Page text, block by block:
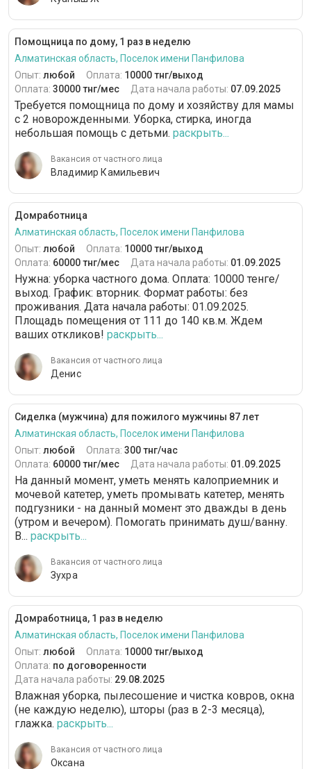
Помощница по дому, 1 раз в неделю
Алматинская область, Поселок имени Панфилова
Опыт: любой Оплата: 10000 тнг/выход
Оплата: 30000 тнг/мес Дата начала работы: 07.09.2025
Требуется помощница по дому и хозяйству для мамы
с 2 новорожденными. Уборка, стирка, иногда
небольшая помощь с детьми. раскрыть...
Вакансия от частного лица
Владимир Камильевич
Домработница
Алматинская область, Поселок имени Панфилова
Опыт: любой Оплата: 10000 тнг/выход
Оплата: 60000 тнг/мес Дата начала работы: 01.09.2025
Нужна: уборка частного дома. Оплата: 10000 тенге/
выход. График: вторник. Формат работы: без
проживания. Дата начала работы: 01.09.2025.
Площадь помещения от 111 до 140 кв.м. Ждем
ваших откликов! раскрыть...
Вакансия от частного лица
Денис
Сиделка (мужчина) для пожилого мужчины 87 лет
Алматинская область, Поселок имени Панфилова
Опыт: любой Оплата: 300 тнг/час
Оплата: 60000 тнг/мес Дата начала работы: 01.09.2025
На данный момент, уметь менять калоприемник и
мочевой катетер, уметь промывать катетер, менять
подгузники - на данный момент это дважды в день
(утром и вечером). Помогать принимать душ/ванну.
В... раскрыть...
Вакансия от частного лица
Зухра
Домработница, 1 раз в неделю
Алматинская область, Поселок имени Панфилова
Опыт: любой Оплата: 10000 тнг/выход
Оплата: по договоренности
Дата начала работы: 29.08.2025
Влажная уборка, пылесошение и чистка ковров, окна
(не каждую неделю), шторы (раз в 2-3 месяца),
глажка. раскрыть...
Вакансия от частного лица
Оксана